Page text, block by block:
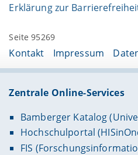
Erklärung zur
Seite 95269
Kontakt Impressum
Zentrale Online-Services
Bamberger Katalog
Hochschulportal
FIS